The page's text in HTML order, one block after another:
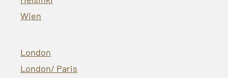
Wien
London
London/ Paris